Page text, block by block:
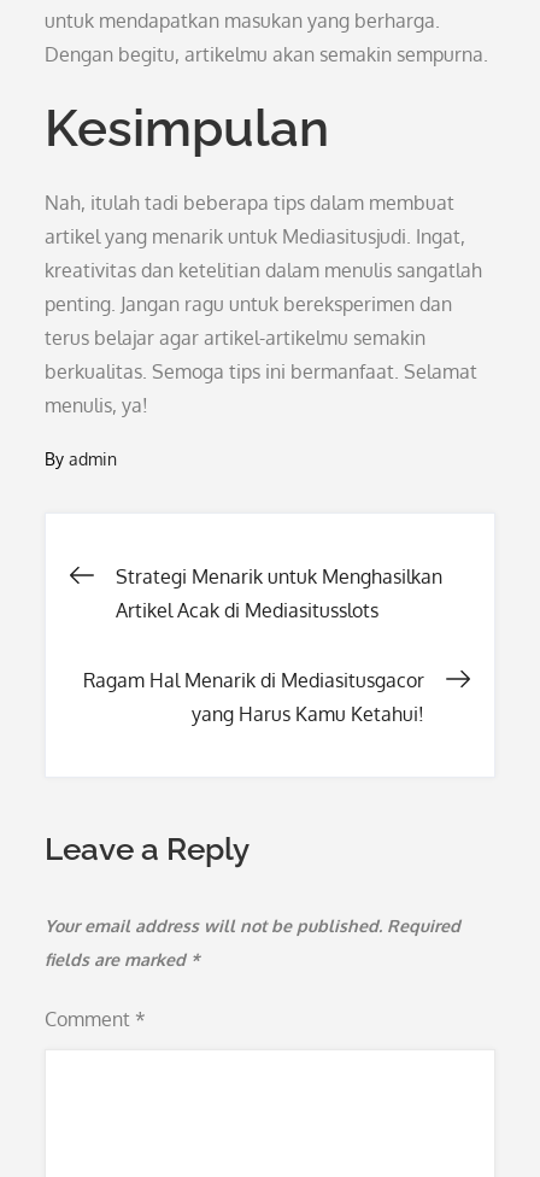
untuk mendapatkan masukan yang berharga.
Dengan begitu, artikelmu akan semakin sempurna.
Kesimpulan
Nah, itulah tadi beberapa tips dalam membuat
artikel yang menarik untuk Mediasitusjudi. Ingat,
kreativitas dan ketelitian dalam menulis sangatlah
penting. Jangan ragu untuk bereksperimen dan
terus belajar agar artikel-artikelmu semakin
berkualitas. Semoga tips ini bermanfaat. Selamat
menulis, ya!
Byadmin
Post
Strategi Menarik untuk Menghasilkan
Artikel Acak di Mediasitusslots
Ragam Hal Menarik di Mediasitusgacor
yang Harus Kamu Ketahui!
Leave a Reply
Your email address will not be published. Required
fields are marked *
Comment *